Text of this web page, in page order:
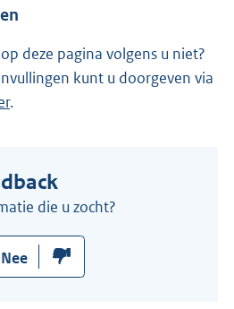
deze pagina volgens u niet?
kunt u doorgeven via
.
die u zocht?
Nee